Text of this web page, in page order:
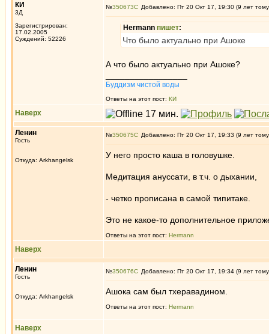
КИ
3Д
Зарегистрирован:
17.02.2005
Суждений: 52226
№350673 Добавлено: Пт 20 Окт 17, 19:30 (9 лет
Hermann пишет:
Что было актуально при Ашоке
А что было актуально при Ашоке?
Буддизм чистой воды
Ответы на этот пост: КИ
Наверх
Ленин
Гость
Откуда: Arkhangelsk
№350675 Добавлено: Пт 20 Окт 17, 19:33 (9 лет
У него просто каша в головушке.
Медитация ануссати, в т.ч. о дыхании,
- четко прописана в самой типитаке.
Это не какое-то дополнительное
Ответы на этот пост: Hermann
Наверх
Ленин
Гость
Откуда: Arkhangelsk
№350676 Добавлено: Пт 20 Окт 17, 19:34 (9 лет
Ашока сам был тхеравадином.
Ответы на этот пост: Hermann
Наверх